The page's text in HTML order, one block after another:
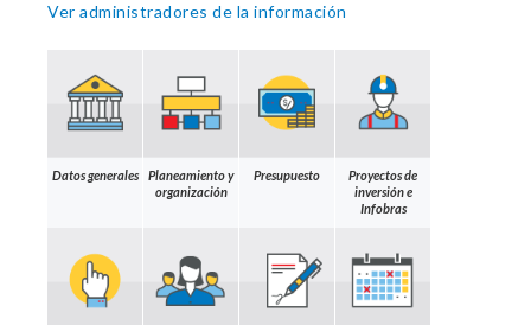
Ver administradores de la información
Datos generales
Planeamiento y
organización
Presupuesto
Proyectos de
inversión e
Infobras